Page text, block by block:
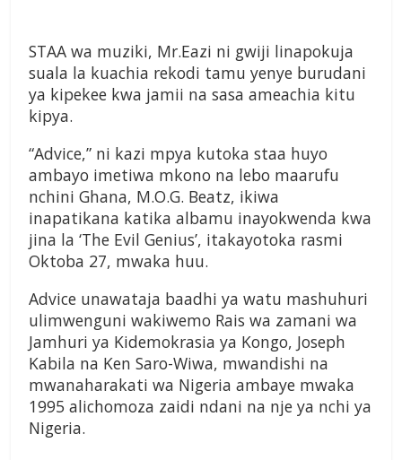
STAA wa muziki, Mr.Eazi ni gwiji linapokuja
suala la kuachia rekodi tamu yenye burudani
ya kipekee kwa jamii na sasa ameachia kitu
kipya.
“Advice,” ni kazi mpya kutoka staa huyo
ambayo imetiwa mkono na lebo maarufu
nchini Ghana, M.O.G. Beatz, ikiwa
inapatikana katika albamu inayokwenda kwa
jina la ‘The Evil Genius’, itakayotoka rasmi
Oktoba 27, mwaka huu.
Advice unawataja baadhi ya watu mashuhuri
ulimwenguni wakiwemo Rais wa zamani wa
Jamhuri ya Kidemokrasia ya Kongo, Joseph
Kabila na Ken Saro-Wiwa, mwandishi na
mwanaharakati wa Nigeria ambaye mwaka
1995 alichomoza zaidi ndani na nje ya nchi ya
Nigeria.